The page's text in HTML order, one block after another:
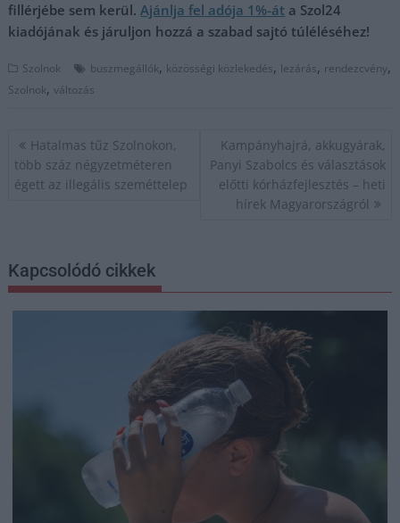
fillérjébe sem kerül.Ajánlja fel adója 1%-át a Szol24
kiadójának és járuljon hozzá a szabad sajtó túléléséhez!
Szolnok buszmegállók, közösségi közlekedés, lezárás, rendezcvény,
Szolnok,változás
Bejegyzés
navigáció
Hatalmas tűz Szolnokon,
több száz négyzetméteren
égett az illegális szeméttelep
Kampányhajrá, akkugyárak,
Panyi Szabolcs és választások
előtti kórházfejlesztés – heti
hírek Magyarországról
Kapcsolódó cikkek